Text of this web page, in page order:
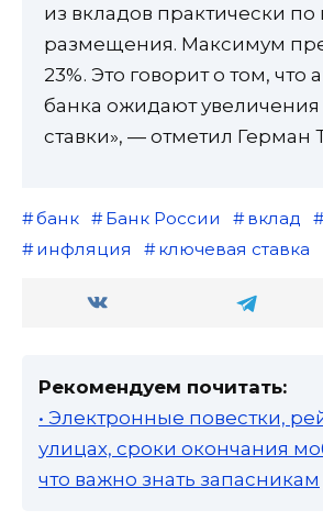
из вкладов практически
размещения. Максимум
23%. Это говорит о том, что
банка ожидают
ставки», — отметил Герман
банк Банк России вклад
инфляция
ключевая ставка
Рекомендуем почитать:
• Электронные повестки,
улицах, сроки окончания
что важно знать запасникам